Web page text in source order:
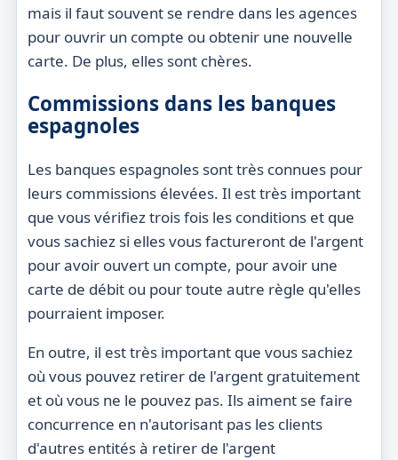
mais il faut souvent se rendre dans les agences
pour ouvrir un compte ou obtenir une nouvelle
carte. De plus, elles sont chères.
Commissions dans les banques
espagnoles
Les banques espagnoles sont très connues pour
leurs commissions élevées. Il est très important
que vous vérifiez trois fois les conditions et que
vous sachiez si elles vous factureront de l'argent
pour avoir ouvert un compte, pour avoir une
carte de débit ou pour toute autre règle qu'elles
pourraient imposer.
En outre, il est très important que vous sachiez
où vous pouvez retirer de l'argent gratuitement
et où vous ne le pouvez pas. Ils aiment se faire
concurrence en n'autorisant pas les clients
d'autres entités à retirer de l'argent